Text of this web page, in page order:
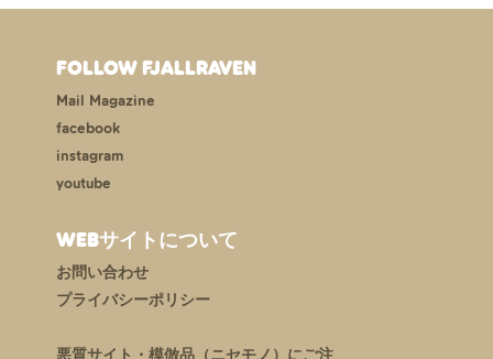
FOLLOW FJALLRAVEN
Mail Magazine
facebook
instagram
youtube
WEBサイトについて
お問い合わせ
プライバシーポリシー
悪質サイト・模倣品（ニセモノ）にご注